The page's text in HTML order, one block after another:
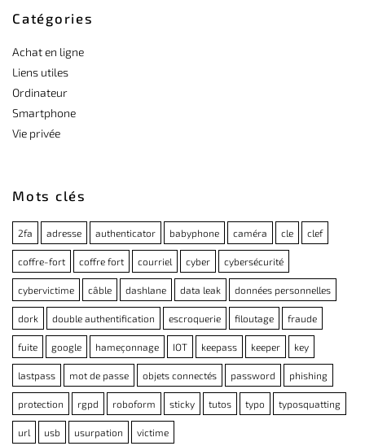
Catégories
Achat en ligne
Liens utiles
Ordinateur
Smartphone
Vie privée
Mots clés
2fa adresse authenticator babyphone caméra cle clef
coffre-fort coffre fort courriel cyber cybersécurité
cybervictime câble dashlane data leak données personnelles
dork double authentification escroquerie filoutage fraude
fuite google hameçonnage IOT keepass keeper key
lastpass mot de passe objets connectés password phishing
protection rgpd roboform sticky tutos typo typosquatting
url usb usurpation victime